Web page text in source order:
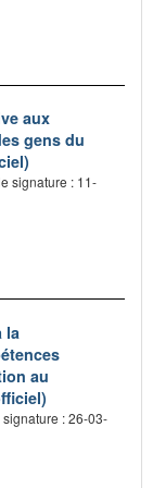
aux
gens du
signature : 11-
la
au
signature : 26-03-